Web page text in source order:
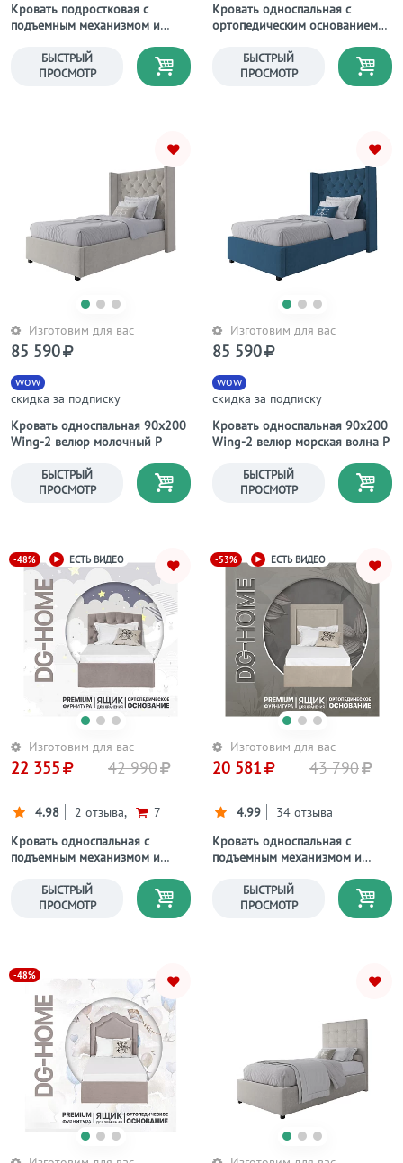
Кровать подростковая с
подъемным механизмом и
мятная Вега
БЫСТРЫЙ
ПРОСМОТР
Кровать односпальная с
ортопедическим основанием
БЫСТРЫЙ
ПРОСМОТР
Изготовим для вас
Кровать односпальная 90х200
Wing-2 велюр молочный Р
wow
скидка за подписку
85 590
БЫСТРЫЙ
ПРОСМОТР
Изготовим для вас
Кровать односпальная 90х200
Wing-2 велюр морская волна Р
wow
скидка за подписку
85 590
БЫСТРЫЙ
ПРОСМОТР
-48% ЕСТЬ ВИДЕО
Изготовим для вас
Кровать односпальная с
подъемным механизмом и
мокко Грация
4.98 2 отзыва, 7
22 355 42 990
БЫСТРЫЙ
ПРОСМОТР
-53% ЕСТЬ ВИДЕО
Изготовим для вас
Кровать односпальная с
подъемным механизмом и
бежевая Мелисса
4.99 34 отзыва
20 581 43 790
БЫСТРЫЙ
ПРОСМОТР
-48%